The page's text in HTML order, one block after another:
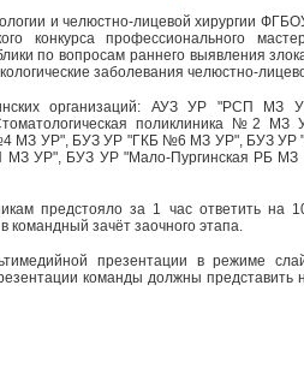
и челюстно-лицевой хирургии
конкурса профессионального
по вопросам раннего выявления
заболевания челюстно-
организаций: АУЗ УР "РСП МЗ
поликлиника №2 МЗ
МЗ УР", БУЗ УР "ГКБ №6 МЗ УР", БУЗ
УР", БУЗ УР "Мало-Пургинская РБ
предстояло за 1 час ответить на
командный зачёт заочного этапа.
презентации в режиме
команды должны